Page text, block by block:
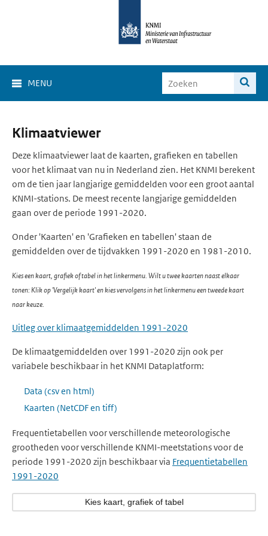
MENU
Klimaat
Viewer
Klimaatviewer
Deze klimaatviewer laat de kaarten, grafieken en tabellen
voor het klimaat van nu in Nederland zien. Het KNMI berekent
om de tien jaar langjarige gemiddelden voor een groot aantal
KNMI-stations. De meest recente langjarige gemiddelden
gaan over de periode 1991-2020.
Onder 'Kaarten' en 'Grafieken en tabellen' staan de
gemiddelden over de tijdvakken 1991-2020 en 1981-2010.
Kies een kaart, grafiek of tabel in het linkermenu. Wilt u twee kaarten naast elkaar
tonen: Klik op 'Vergelijk kaart' en kies vervolgens in het linkermenu een tweede kaart
naar keuze.
Uitleg over klimaatgemiddelden 1991-2020
De klimaatgemiddelden over 1991-2020 zijn ook per
variabele beschikbaar in het KNMI Dataplatform:
Data (csv en html)
Kaarten (NetCDF en tiff)
Frequentietabellen voor verschillende meteorologische
grootheden voor verschillende KNMI-meetstations voor de
periode 1991-2020 zijn beschikbaar via Frequentietabellen
1991-2020
Kies kaart, grafiek of tabel